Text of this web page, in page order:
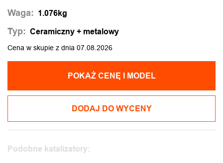
Waga: 1.076kg
Typ: Ceramiczny + metalowy
Cena w skupie z dnia 07.08.2026
POKAŻ CENĘ I MODEL
DODAJ DO WYCENY
Podobne katalizatory: